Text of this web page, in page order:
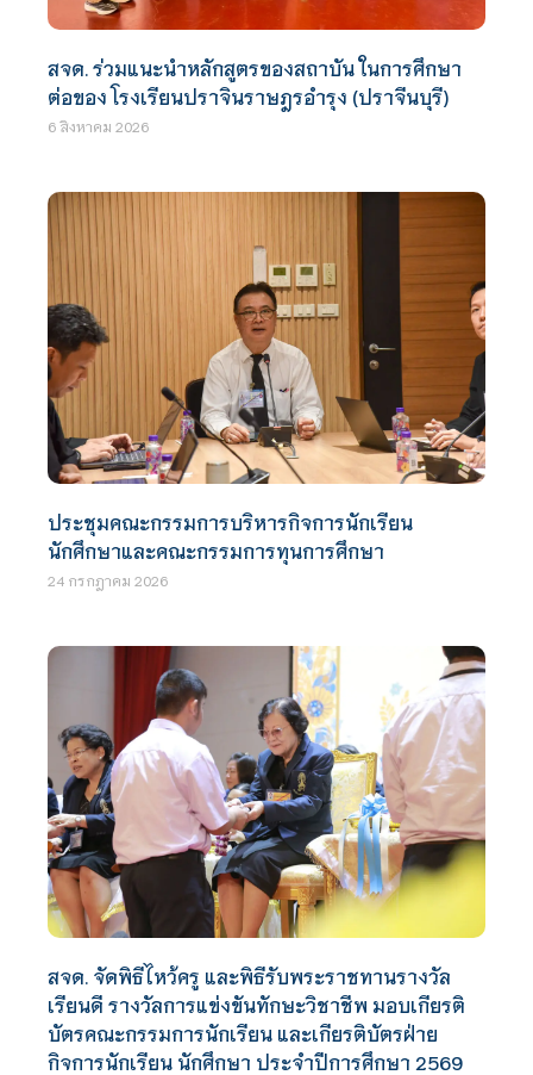
สจด. ร่วมแนะนำหลักสูตรของสถาบัน ในการศึกษา
ต่อของ โรงเรียนปราจินราษฎรอำรุง (ปราจีนบุรี)
6 สิงหาคม 2026
ประชุมคณะกรรมการบริหารกิจการนักเรียน
นักศึกษาและคณะกรรมการทุนการศึกษา
24 กรกฎาคม 2026
สจด. จัดพิธีไหว้ครู และพิธีรับพระราชทานรางวัล
เรียนดี รางวัลการแข่งขันทักษะวิชาชีพ มอบเกียรติ
บัตรคณะกรรมการนักเรียน และเกียรติบัตรฝ่าย
กิจการนักเรียน นักศึกษา ประจำปีการศึกษา 2569